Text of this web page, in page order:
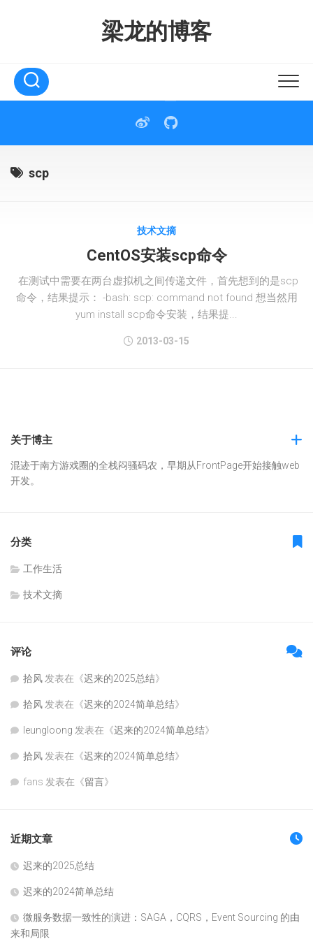
梁龙的博客
scp
技术文摘
CentOS安装scp命令
在测试中需要在两台虚拟机之间传递文件，首先想到的是scp
命令，结果提示： -bash: scp: command not found 想当然用
yum install scp命令安装，结果提...
2013-03-15
关于博主
混迹于南方游戏圈的全栈闷骚码农，早期从FrontPage开始接触web
开发。
分类
工作生活
技术文摘
评论
拾风 发表在《迟来的2025总结》
拾风 发表在《迟来的2024简单总结》
leungloong 发表在《迟来的2024简单总结》
拾风 发表在《迟来的2024简单总结》
fans 发表在《留言》
近期文章
迟来的2025总结
迟来的2024简单总结
微服务数据一致性的演进：SAGA，CQRS，Event Sourcing 的由
来和局限